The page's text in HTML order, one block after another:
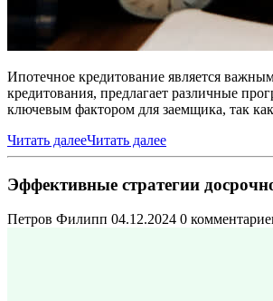
Ипотечное кредитование является
кредитования, предлагает различные
ключевым фактором для заемщика, так
Читать далееЧитать далее
Эффективные стратегии
Петров Филипп 04.12.2024 0